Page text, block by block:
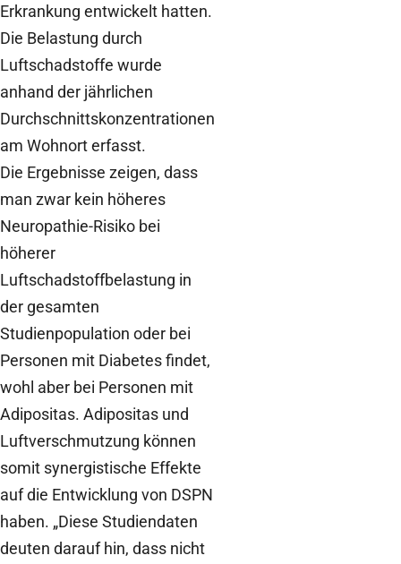
Erkrankung entwickelt hatten.
Die Belastung durch
Luftschadstoffe wurde
anhand der jährlichen
Durchschnittskonzentrationen
am Wohnort erfasst.
Die Ergebnisse zeigen, dass
man zwar kein höheres
Neuropathie-Risiko bei
höherer
Luftschadstoffbelastung in
der gesamten
Studienpopulation oder bei
Personen mit Diabetes findet,
wohl aber bei Personen mit
Adipositas. Adipositas und
Luftverschmutzung können
somit synergistische Effekte
auf die Entwicklung von DSPN
haben. „Diese Studiendaten
deuten darauf hin, dass nicht